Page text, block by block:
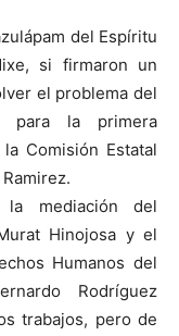
del Espíritu
si firmaron un
el problema del
para la primera
Comisión Estatal
mediación del
Hinojosa y el
Humanos del
Rodríguez
trabajos, pero de